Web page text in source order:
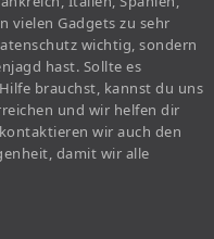
vielen Gadgets zu sehr
wichtig, sondern
hast. Sollte es
brauchst, kannst du uns
und wir helfen dir
wir auch den
damit wir alle